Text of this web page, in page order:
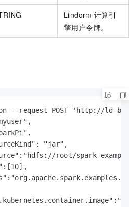
Lindorm 计算引
擎用户令牌。
--request POST 'http://ld-
"jar",
root/spark-